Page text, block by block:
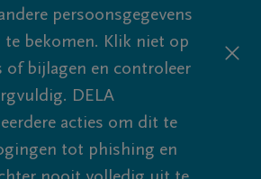
persoonsgegevens
te bekomen. Klik niet op
of bijlagen en controleer
DELA
acties om dit te
tot phishing en